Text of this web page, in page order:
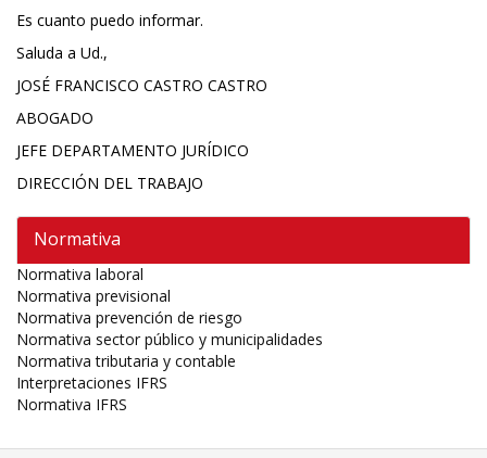
Es cuanto puedo informar.
Saluda a Ud.,
JOSÉ FRANCISCO CASTRO CASTRO
ABOGADO
JEFE DEPARTAMENTO JURÍDICO
DIRECCIÓN DEL TRABAJO
Normativa
Normativa laboral
Normativa previsional
Normativa prevención de riesgo
Normativa sector público y municipalidades
Normativa tributaria y contable
Interpretaciones IFRS
Normativa IFRS